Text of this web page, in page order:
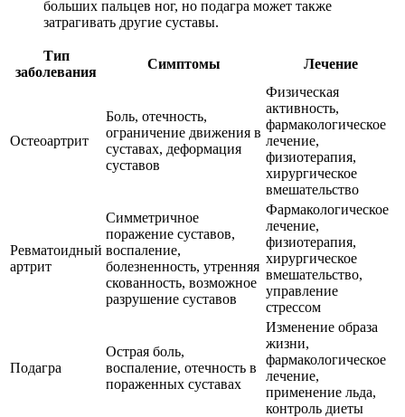
больших пальцев ног, но подагра может также
затрагивать другие суставы.
Тип
заболевания
Симптомы Лечение
Остеоартрит
Боль, отечность,
ограничение движения в
суставах, деформация
суставов
Физическая
активность,
фармакологическое
лечение,
физиотерапия,
хирургическое
вмешательство
Ревматоидный
артрит
Симметричное
поражение суставов,
воспаление,
болезненность, утренняя
скованность, возможное
разрушение суставов
Фармакологическое
лечение,
физиотерапия,
хирургическое
вмешательство,
управление
стрессом
Подагра
Острая боль,
воспаление, отечность в
пораженных суставах
Изменение образа
жизни,
фармакологическое
лечение,
применение льда,
контроль диеты